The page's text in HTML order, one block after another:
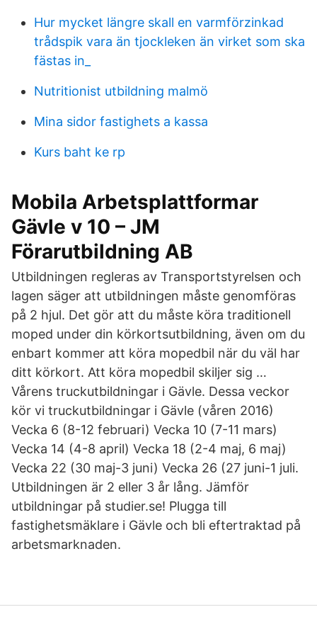
Hur mycket längre skall en varmförzinkad
trådspik vara än tjockleken än virket som ska
fästas in_
Nutritionist utbildning malmö
Mina sidor fastighets a kassa
Kurs baht ke rp
Mobila Arbetsplattformar
Gävle v 10 – JM
Förarutbildning AB
Utbildningen regleras av Transportstyrelsen och
lagen säger att utbildningen måste genomföras
på 2 hjul. Det gör att du måste köra traditionell
moped under din körkortsutbildning, även om du
enbart kommer att köra mopedbil när du väl har
ditt körkort. Att köra mopedbil skiljer sig …
Vårens truckutbildningar i Gävle. Dessa veckor
kör vi truckutbildningar i Gävle (våren 2016)
Vecka 6 (8-12 februari) Vecka 10 (7-11 mars)
Vecka 14 (4-8 april) Vecka 18 (2-4 maj, 6 maj)
Vecka 22 (30 maj-3 juni) Vecka 26 (27 juni-1 juli.
Utbildningen är 2 eller 3 år lång. Jämför
utbildningar på studier.se! Plugga till
fastighetsmäklare i Gävle och bli eftertraktad på
arbetsmarknaden.